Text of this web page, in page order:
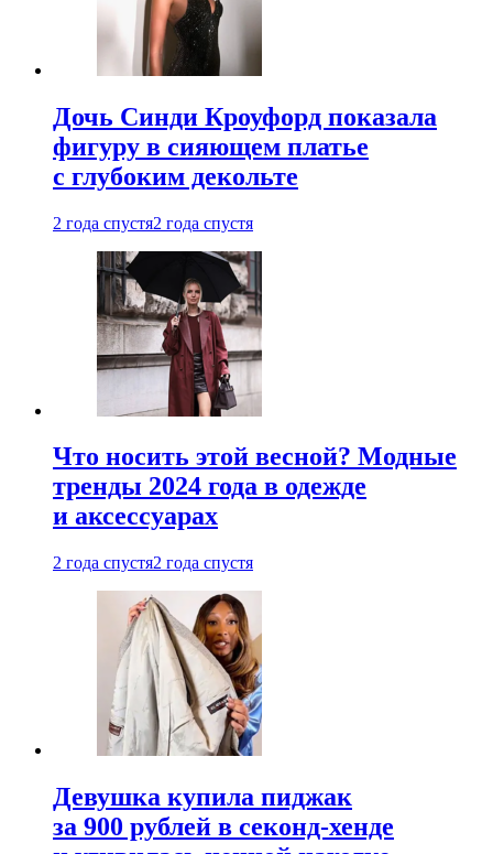
Дочь Синди Кроуфорд показала
фигуру в сияющем платье
с глубоким декольте
2 года спустя2 года спустя
Что носить этой весной? Модные
тренды 2024 года в одежде
и аксессуарах
2 года спустя2 года спустя
Девушка купила пиджак
за 900 рублей в секонд-хенде